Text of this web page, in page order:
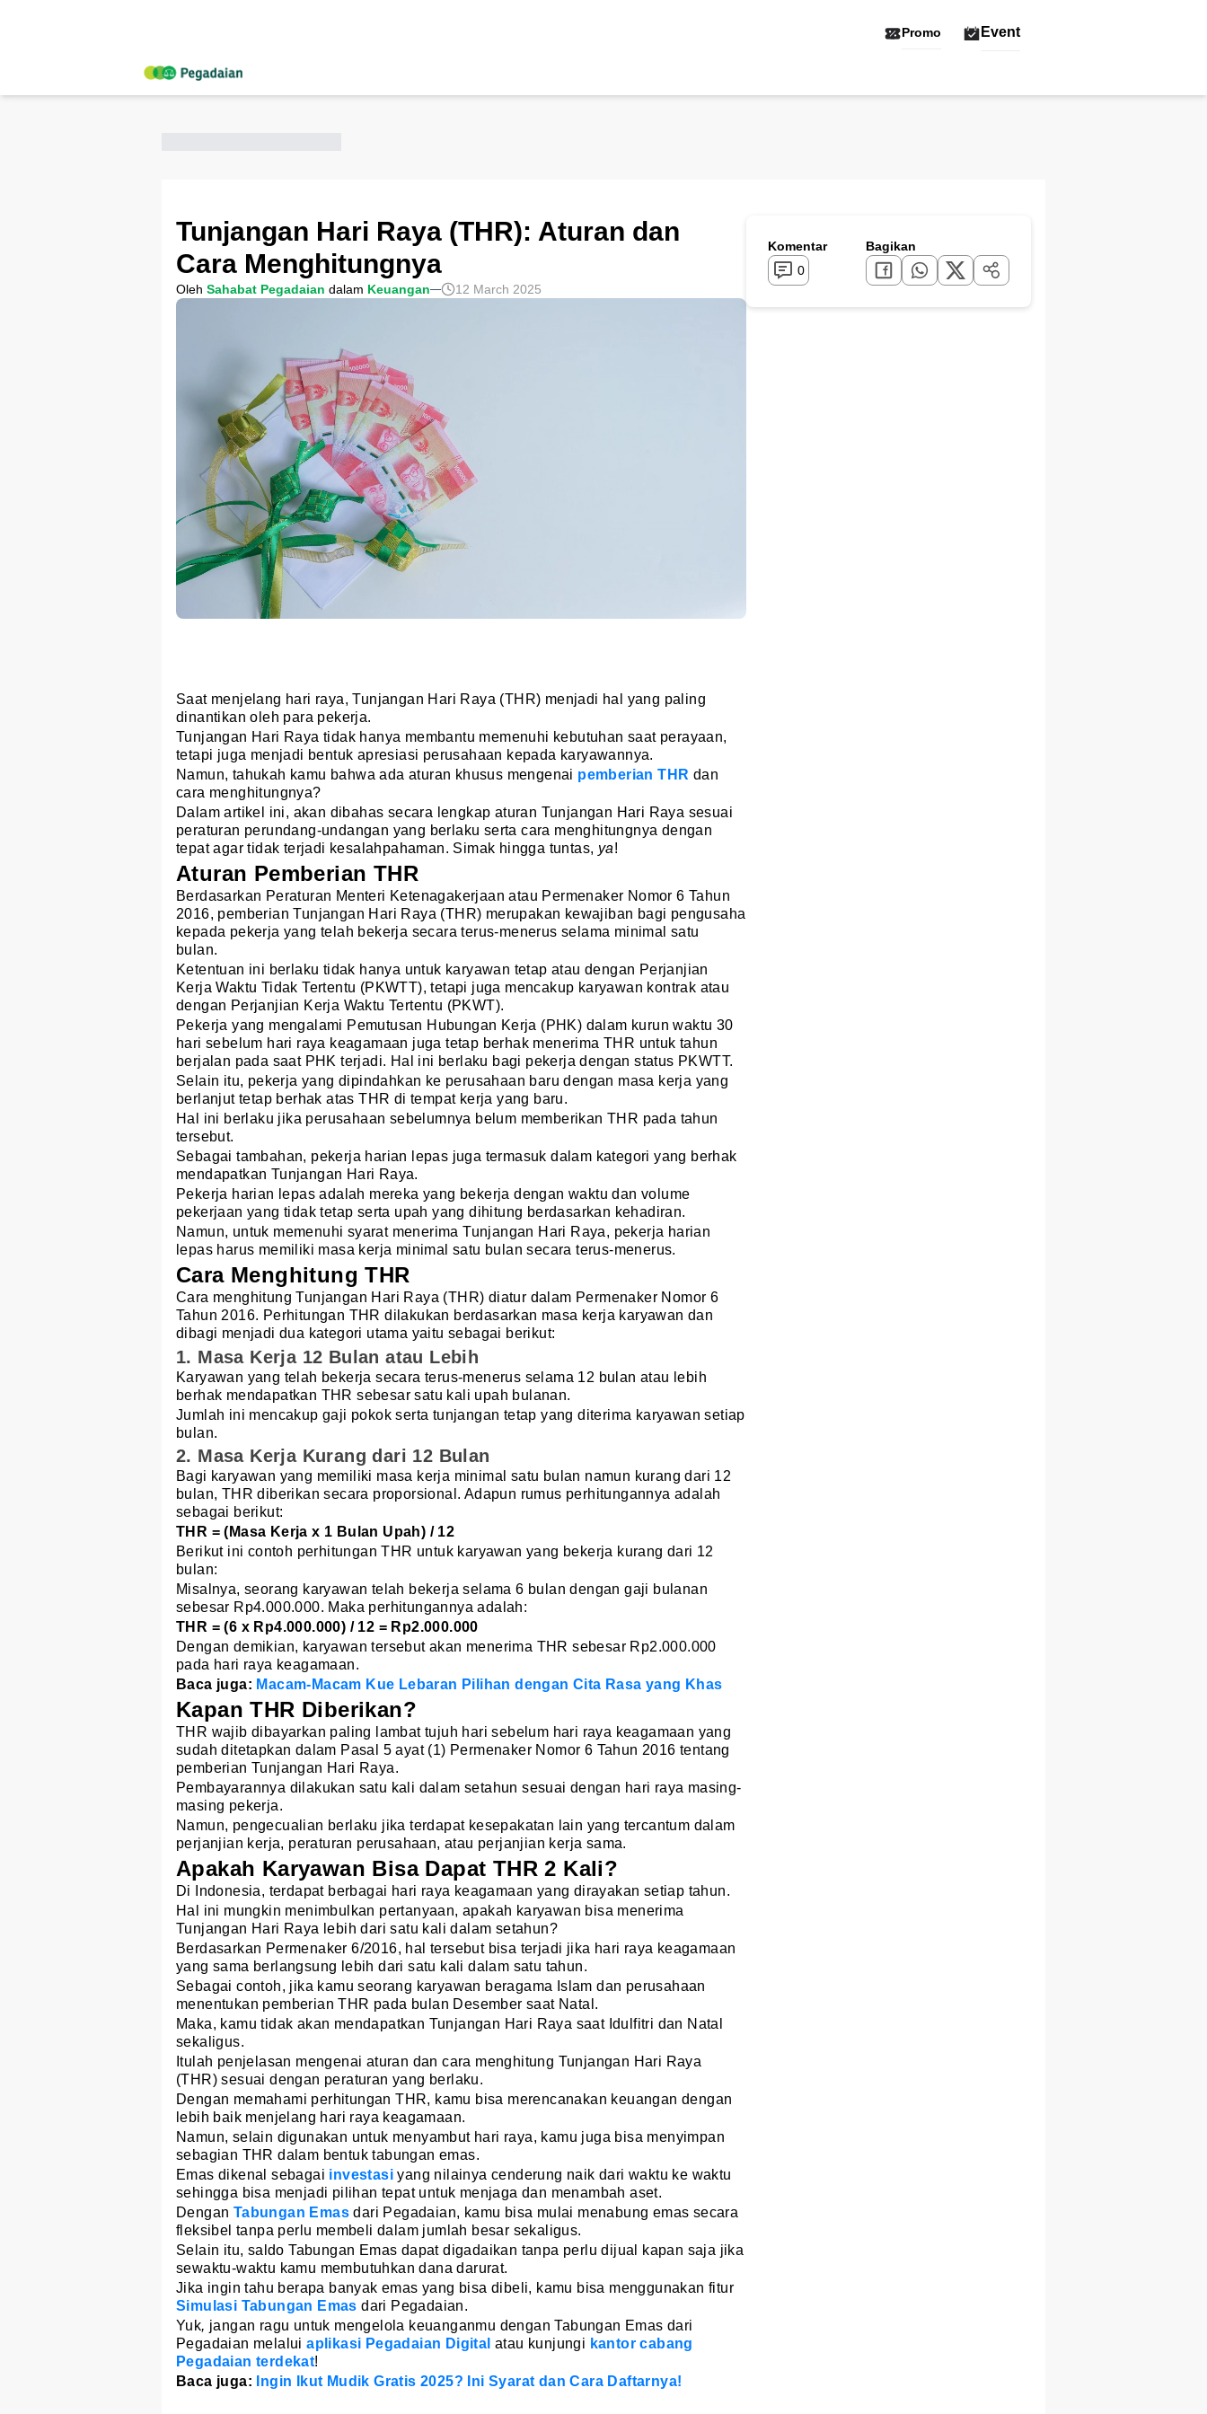
Promo Event
Tunjangan Hari Raya (THR): Aturan dan
Cara Menghitungnya
Oleh Sahabat Pegadaian dalam Keuangan 12 March 2025
Saat menjelang hari raya, Tunjangan Hari Raya (THR) menjadi hal yang paling
dinantikan oleh para pekerja.
Tunjangan Hari Raya tidak hanya membantu memenuhi kebutuhan saat perayaan,
tetapi juga menjadi bentuk apresiasi perusahaan kepada karyawannya.
Namun, tahukah kamu bahwa ada aturan khusus mengenai pemberian THR dan
cara menghitungnya?
Dalam artikel ini, akan dibahas secara lengkap aturan Tunjangan Hari Raya sesuai
peraturan perundang-undangan yang berlaku serta cara menghitungnya dengan
tepat agar tidak terjadi kesalahpahaman. Simak hingga tuntas, ya!
Aturan Pemberian THR
Berdasarkan Peraturan Menteri Ketenagakerjaan atau Permenaker Nomor 6 Tahun
2016, pemberian Tunjangan Hari Raya (THR) merupakan kewajiban bagi pengusaha
kepada pekerja yang telah bekerja secara terus-menerus selama minimal satu
bulan.
Ketentuan ini berlaku tidak hanya untuk karyawan tetap atau dengan Perjanjian
Kerja Waktu Tidak Tertentu (PKWTT), tetapi juga mencakup karyawan kontrak atau
dengan Perjanjian Kerja Waktu Tertentu (PKWT).
Pekerja yang mengalami Pemutusan Hubungan Kerja (PHK) dalam kurun waktu 30
hari sebelum hari raya keagamaan juga tetap berhak menerima THR untuk tahun
berjalan pada saat PHK terjadi. Hal ini berlaku bagi pekerja dengan status PKWTT.
Selain itu, pekerja yang dipindahkan ke perusahaan baru dengan masa kerja yang
berlanjut tetap berhak atas THR di tempat kerja yang baru.
Hal ini berlaku jika perusahaan sebelumnya belum memberikan THR pada tahun
tersebut.
Sebagai tambahan, pekerja harian lepas juga termasuk dalam kategori yang berhak
mendapatkan Tunjangan Hari Raya.
Pekerja harian lepas adalah mereka yang bekerja dengan waktu dan volume
pekerjaan yang tidak tetap serta upah yang dihitung berdasarkan kehadiran.
Namun, untuk memenuhi syarat menerima Tunjangan Hari Raya, pekerja harian
lepas harus memiliki masa kerja minimal satu bulan secara terus-menerus.
Cara Menghitung THR
Cara menghitung Tunjangan Hari Raya (THR) diatur dalam Permenaker Nomor 6
Tahun 2016. Perhitungan THR dilakukan berdasarkan masa kerja karyawan dan
dibagi menjadi dua kategori utama yaitu sebagai berikut:
1. Masa Kerja 12 Bulan atau Lebih
Karyawan yang telah bekerja secara terus-menerus selama 12 bulan atau lebih
berhak mendapatkan THR sebesar satu kali upah bulanan.
Jumlah ini mencakup gaji pokok serta tunjangan tetap yang diterima karyawan setiap
bulan.
2. Masa Kerja Kurang dari 12 Bulan
Bagi karyawan yang memiliki masa kerja minimal satu bulan namun kurang dari 12
bulan, THR diberikan secara proporsional. Adapun rumus perhitungannya adalah
sebagai berikut:
THR = (Masa Kerja x 1 Bulan Upah) / 12
Berikut ini contoh perhitungan THR untuk karyawan yang bekerja kurang dari 12
bulan:
Misalnya, seorang karyawan telah bekerja selama 6 bulan dengan gaji bulanan
sebesar Rp4.000.000. Maka perhitungannya adalah:
THR = (6 x Rp4.000.000) / 12 = Rp2.000.000
Dengan demikian, karyawan tersebut akan menerima THR sebesar Rp2.000.000
pada hari raya keagamaan.
Baca juga: Macam-Macam Kue Lebaran Pilihan dengan Cita Rasa yang Khas
Kapan THR Diberikan?
THR wajib dibayarkan paling lambat tujuh hari sebelum hari raya keagamaan yang
sudah ditetapkan dalam Pasal 5 ayat (1) Permenaker Nomor 6 Tahun 2016 tentang
pemberian Tunjangan Hari Raya.
Pembayarannya dilakukan satu kali dalam setahun sesuai dengan hari raya masing-
masing pekerja.
Namun, pengecualian berlaku jika terdapat kesepakatan lain yang tercantum dalam
perjanjian kerja, peraturan perusahaan, atau perjanjian kerja sama.
Apakah Karyawan Bisa Dapat THR 2 Kali?
Di Indonesia, terdapat berbagai hari raya keagamaan yang dirayakan setiap tahun.
Hal ini mungkin menimbulkan pertanyaan, apakah karyawan bisa menerima
Tunjangan Hari Raya lebih dari satu kali dalam setahun?
Berdasarkan Permenaker 6/2016, hal tersebut bisa terjadi jika hari raya keagamaan
yang sama berlangsung lebih dari satu kali dalam satu tahun.
Sebagai contoh, jika kamu seorang karyawan beragama Islam dan perusahaan
menentukan pemberian THR pada bulan Desember saat Natal.
Maka, kamu tidak akan mendapatkan Tunjangan Hari Raya saat Idulfitri dan Natal
sekaligus.
Itulah penjelasan mengenai aturan dan cara menghitung Tunjangan Hari Raya
(THR) sesuai dengan peraturan yang berlaku.
Dengan memahami perhitungan THR, kamu bisa merencanakan keuangan dengan
lebih baik menjelang hari raya keagamaan.
Namun, selain digunakan untuk menyambut hari raya, kamu juga bisa menyimpan
sebagian THR dalam bentuk tabungan emas.
Emas dikenal sebagai investasi yang nilainya cenderung naik dari waktu ke waktu
sehingga bisa menjadi pilihan tepat untuk menjaga dan menambah aset.
Dengan Tabungan Emas dari Pegadaian, kamu bisa mulai menabung emas secara
fleksibel tanpa perlu membeli dalam jumlah besar sekaligus.
Selain itu, saldo Tabungan Emas dapat digadaikan tanpa perlu dijual kapan saja jika
sewaktu-waktu kamu membutuhkan dana darurat.
Jika ingin tahu berapa banyak emas yang bisa dibeli, kamu bisa menggunakan fitur
Simulasi Tabungan Emas dari Pegadaian.
Yuk, jangan ragu untuk mengelola keuanganmu dengan Tabungan Emas dari
Pegadaian melalui aplikasi Pegadaian Digital atau kunjungi kantor cabang
Pegadaian terdekat!
Baca juga:
Ingin Ikut Mudik Gratis 2025? Ini Syarat dan Cara Daftarnya!
Komentar
0
Bagikan